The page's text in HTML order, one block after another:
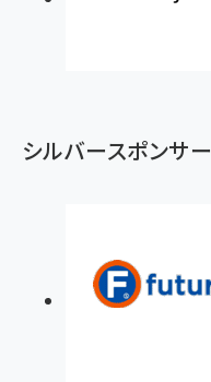
シルバースポンサー